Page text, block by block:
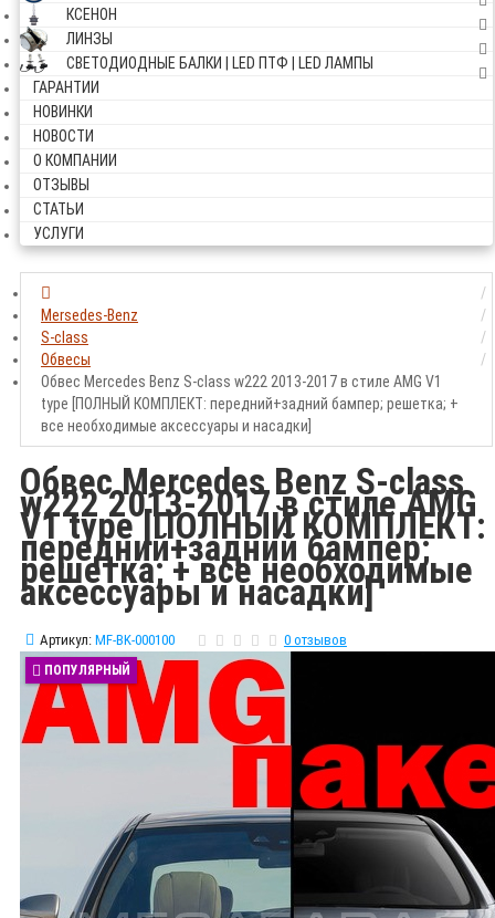
КСЕНОН
ЛИНЗЫ
СВЕТОДИОДНЫЕ БАЛКИ | LED ПТФ | LED ЛАМПЫ
ГАРАНТИИ
НОВИНКИ
НОВОСТИ
О КОМПАНИИ
ОТЗЫВЫ
СТАТЬИ
УСЛУГИ
Mersedes-Benz
S-class
Обвесы
Обвес Mercedes Benz S-class w222 2013-2017 в стиле AMG V1
type [ПОЛНЫЙ КОМПЛЕКТ: передний+задний бампер; решетка; +
все необходимые аксессуары и насадки]
Обвес Mercedes Benz S-class
w222 2013-2017 в стиле AMG
V1 type [ПОЛНЫЙ КОМПЛЕКТ:
передний+задний бампер;
решетка; + все необходимые
аксессуары и насадки]
Артикул: MF-BK-000100 0 отзывов
ПОПУЛЯРНЫЙ